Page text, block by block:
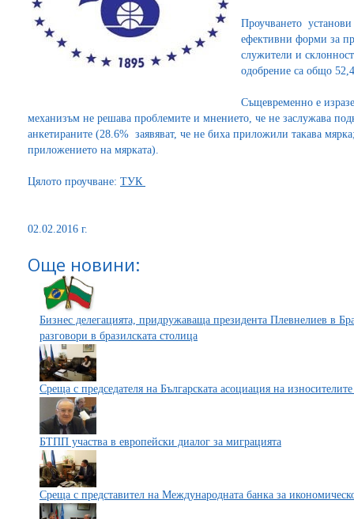
Проучването установи
ефективни форми за
служители и
одобрение са общо
Същевременно е
механизъм не решава проблемите и мнението, че не заслужава
анкетираните (28.6% заявяват, че не биха приложили такава
приложението на мярката).
Цялото проучване: ТУК
02.02.2016 г.
Още новини:
Бизнес делегацията, придружаваща президента Плевнелиев в
разговори в бразилската столица
Среща с председателя на Българската асоциация на
БТПП участва в европейски диалог за миграцията
Среща с представител на Международната банка за